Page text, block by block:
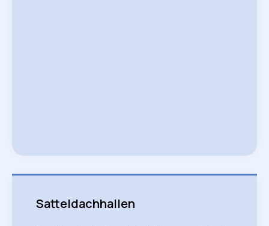
Satteldachhallen